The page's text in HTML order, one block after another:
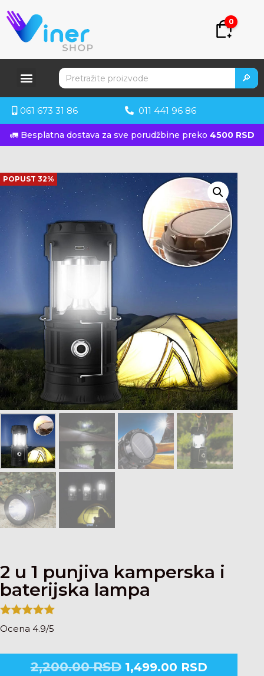
0
🔎
061 673 31 86 011 441 96 86
🚛 Besplatna dostava za sve porudžbine preko 4500 RSD
POPUST 32%
2 u 1 punjiva kamperska i
baterijska lampa
Ocena 4.9/5
2,200.00RSD 1,499.00 RSD